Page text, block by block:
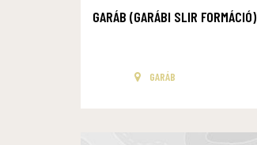
GARÁB (GARÁBI SLIR FORMÁCIÓ)
GARÁB